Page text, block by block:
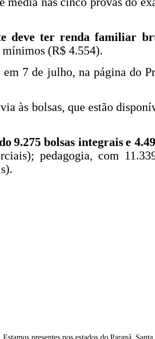
deve ter renda familiar
mínimos (R$ 4.554).
7 de julho, na página do
às bolsas, que estão
9.275 bolsas integrais e
pedagogia, com
presentes nos estados do Paraná,